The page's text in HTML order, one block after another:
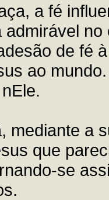
a fé
de fé
ao
mediante a
que
se